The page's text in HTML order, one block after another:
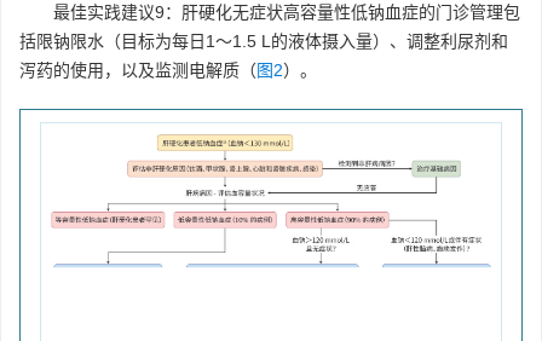
最佳实践建议9：肝硬化无症状高容量性低钠血症的门诊管理包
括限钠限水（目标为每日1～1.5 L的液体摄入量）、调整利尿剂和
泻药的使用，以及监测电解质（图2）。